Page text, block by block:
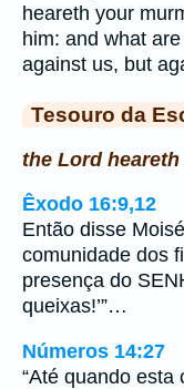
heareth your
him: and what
against us, but
Tesouro da
the Lord heareth
Êxodo 16:9,12
Então disse
comunidade dos
presença do
queixas!’”…
Números 14:27
“Até quando